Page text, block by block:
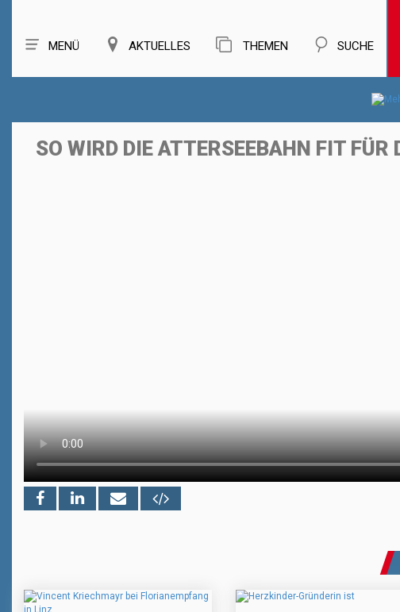
MENÜ AKTUELLES THEMEN SUCHE
SO WIRD DIE ATTERSEEBAHN FIT